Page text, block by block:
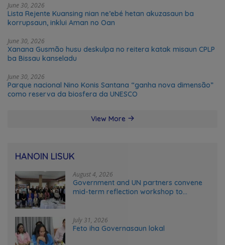
June 30, 2026
Lista Rejente Kuansing nian ne’ebé hetan akuzasaun ba
korrupsaun, inklui Aman no Oan
June 30, 2026
Xanana Gusmão husu deskulpa no reitera katak misaun CPLP
ba Bissau kanseladu
June 30, 2026
Parque nacional Nino Konis Santana “ganha nova dimensão”
como reserva da biosfera da UNESCO
View More
HANOIN LISUK
August 4, 2026
Government and UN partners convene
mid-term reflection workshop to
July 31, 2026
Feto iha Governasaun lokal